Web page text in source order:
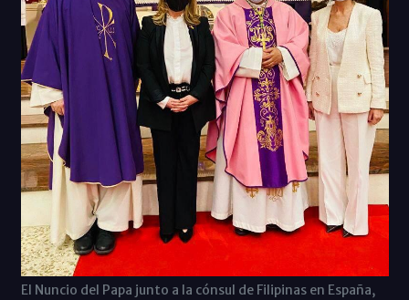
El Nuncio del Papa junto a la cónsul de Filipinas en España,